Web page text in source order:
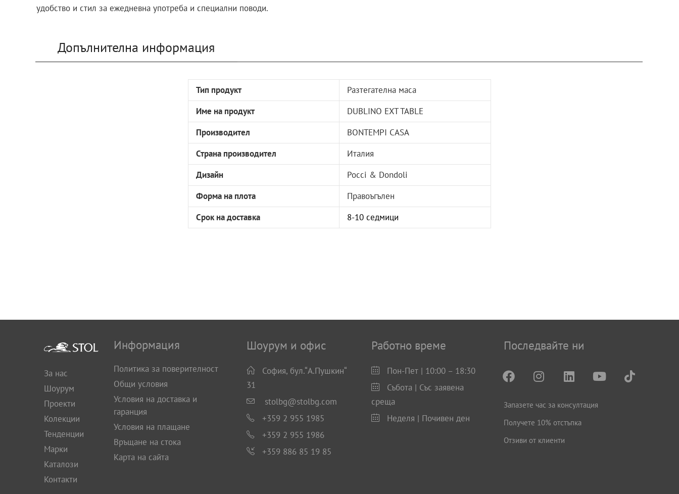
удобство и стил за ежедневна употреба и специални поводи.
Допълнителна информация
Тип продукт
Разтегателна маса
Име на продукт
DUBLINO EXT TABLE
Производител
BONTEMPI CASA
Страна производител
Италия
Дизайн
Pocci & Dondoli
Форма на плота
Правоъгълен
Срок на доставка
8-10 седмици
За нас
Шоурум
Проекти
Колекции
Тенденции
Марки
Каталози
Контакти
Информация
Политика за поверителност
Общи условия
Условия на доставка и
гаранция
Условия на плащане
Връщане на стока
Карта на сайта
Шоурум и офис
София, бул.“А.Пушкин“
31
stolbg@stolbg.com
+359 2 955 1985
+359 2 955 1986
+359 886 85 19 85
Работно време
Пон-Пет | 10:00 – 18:30
Събота | Със заявена
среща
Неделя | Почивен ден
Последвайте ни
Запазете час за консултация
Получете 10% отстъпка
Отзиви от клиенти